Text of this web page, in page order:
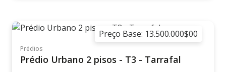
Preço Base: 13.500.000$00
Prédios
Prédio Urbano 2 pisos - T3 - Tarrafal